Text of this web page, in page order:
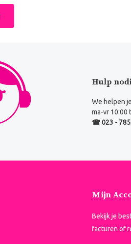
Hulp
We helpen
ma-vr 10:00
☎ 023 -
Mijn
Bekijk je
facturen of